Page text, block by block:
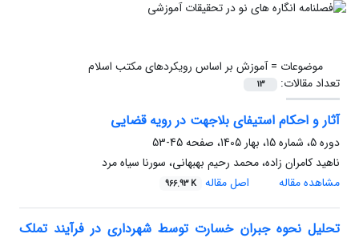
موضوعات =آموزش بر اساس رویکردهای مکتب اسلام
تعداد مقالات:
13
آثار و احکام استیفای بلاجهت در رویه قضایی
دوره 5، شماره 15، بهار 1405، صفحه
45-53
ناهید کامران زاده، محمد رحیم بهبهانی، سورنا سیاه مرد
مشاهده مقاله
اصل مقاله 966.93 K
تحلیل نحوه جبران خسارت توسط شهرداری در فرآیند تملک